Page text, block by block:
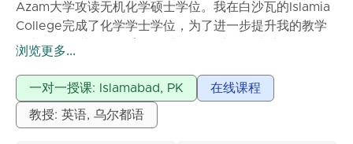
Azam大学攻读无机化学硕士学位。我在白沙瓦的Islamia
College完成了化学学士学位，为了进一步提升我的教学
能力，我还获得了教育学学士学位，该学位专注于有效的
一辅导经验，教过来自各种知名机构的中等教育证书和高
中科学证书级别的学生，并在各种国家和国际在线平台上
教授学生。这些经验帮助我理解了学生的学习挑战，并制
浏览更多...
一对一授课: Islamabad, PK 在线课程
教授: 英语, 乌尔都语